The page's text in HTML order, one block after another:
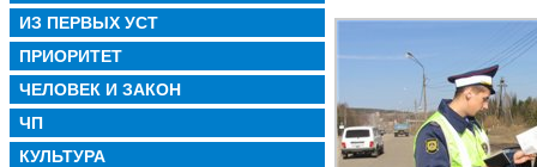
ИЗ ПЕРВЫХ УСТ
ПРИОРИТЕТ
ЧЕЛОВЕК И ЗАКОН
ЧП
КУЛЬТУРА